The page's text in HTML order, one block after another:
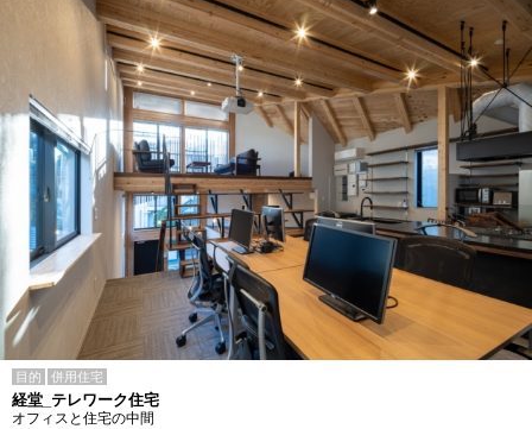
目的 併用住宅
経堂_テレワーク住宅
オフィスと住宅の中間